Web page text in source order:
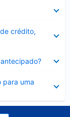
crédito,
para uma